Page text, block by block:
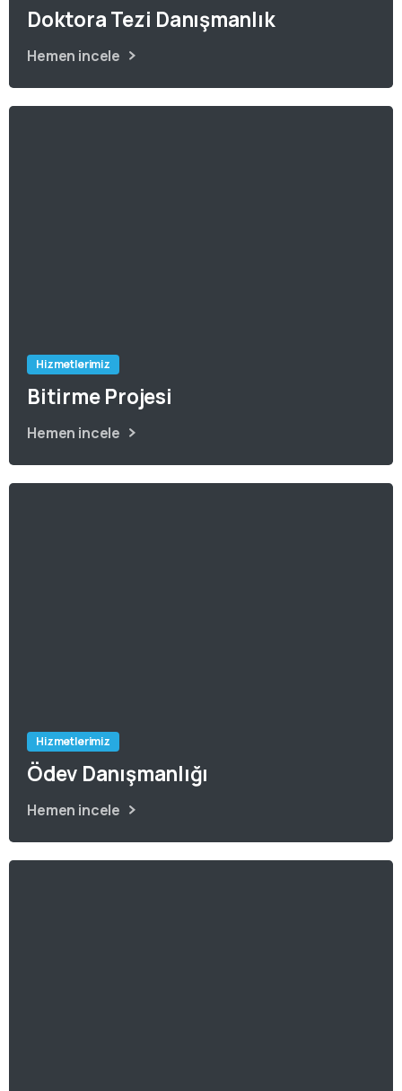
Doktora Tezi Danışmanlık
Hemen incele
Hizmetlerimiz
Bitirme Projesi
Hemen incele
Hizmetlerimiz
Ödev Danışmanlığı
Hemen incele